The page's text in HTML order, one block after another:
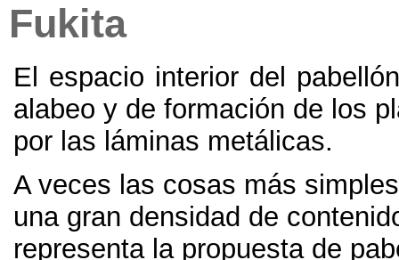
Fukita
El espacio interior del pabellón
alabeo y de formación de los
por las láminas metálicas.
A veces las cosas más
una gran densidad de
representa la propuesta de